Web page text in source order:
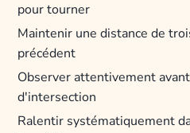
pour tourner
Maintenir une distance de
précédent
Observer attentivement
d'intersection
Ralentir systématiquement